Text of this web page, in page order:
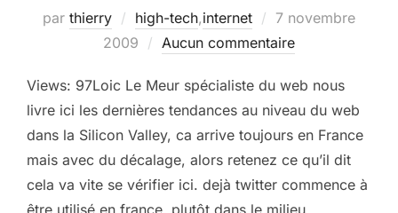
par thierry high-tech,internet
Publié
le
7 novembre
2009
Aucun commentaire
Views: 97Loic Le Meur spécialiste du web nous
livre ici les dernières tendances au niveau du web
dans la Silicon Valley, ca arrive toujours en France
mais avec du décalage, alors retenez ce qu’il dit
cela va vite se vérifier ici. dejà twitter commence à
être utilisé en france, plutôt dans le milieu